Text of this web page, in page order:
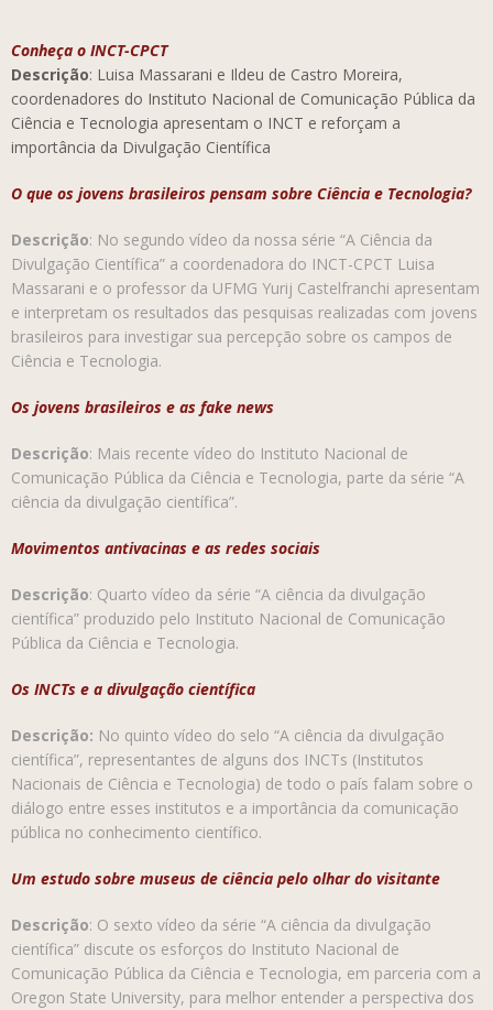
Conheça o INCT-CPCT
Descrição: Luisa Massarani e Ildeu de Castro Moreira,
coordenadores do Instituto Nacional de Comunicação Pública da
Ciência e Tecnologia apresentam o INCT e reforçam a
importância da Divulgação Científica
O que os jovens brasileiros pensam sobre Ciência e Tecnologia?
Descrição: No segundo vídeo da nossa série “A Ciência da
Divulgação Científica” a coordenadora do INCT-CPCT Luisa
Massarani e o professor da UFMG Yurij Castelfranchi apresentam
e interpretam os resultados das pesquisas realizadas com jovens
brasileiros para investigar sua percepção sobre os campos de
Ciência e Tecnologia.
Os jovens brasileiros e as fake news
Descrição: Mais recente vídeo do Instituto Nacional de
Comunicação Pública da Ciência e Tecnologia, parte da série “A
ciência da divulgação científica”.
Movimentos antivacinas e as redes sociais
Descrição: Quarto vídeo da série “A ciência da divulgação
científica” produzido pelo Instituto Nacional de Comunicação
Pública da Ciência e Tecnologia.
Os INCTs e a divulgação científica
Descrição: No quinto vídeo do selo “A ciência da divulgação
científica”, representantes de alguns dos INCTs (Institutos
Nacionais de Ciência e Tecnologia) de todo o país falam sobre o
diálogo entre esses institutos e a importância da comunicação
pública no conhecimento científico.
Um estudo sobre museus de ciência pelo olhar do visitante
Descrição: O sexto vídeo da série “A ciência da divulgação
científica” discute os esforços do Instituto Nacional de
Comunicação Pública da Ciência e Tecnologia, em parceria com a
Oregon State University, para melhor entender a perspectiva dos